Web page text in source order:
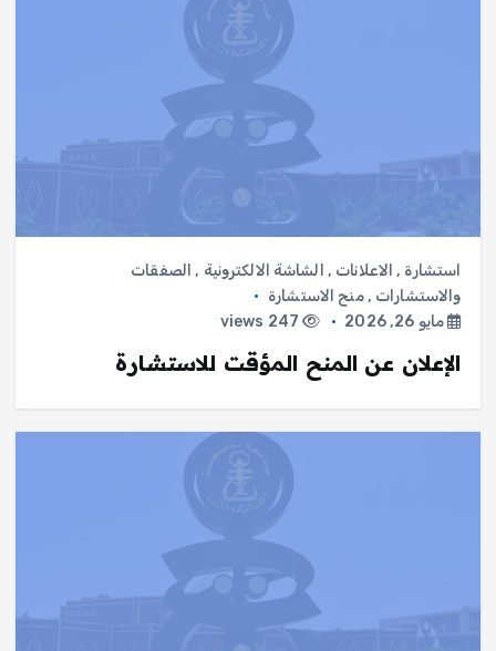
استشارة , الاعلانات , الشاشة الالكترونية , الصفقات
والاستشارات ,منح الاستشارة
مايو 26, 2026
247 views
الإعلان عن المنح المؤقت للاستشارة